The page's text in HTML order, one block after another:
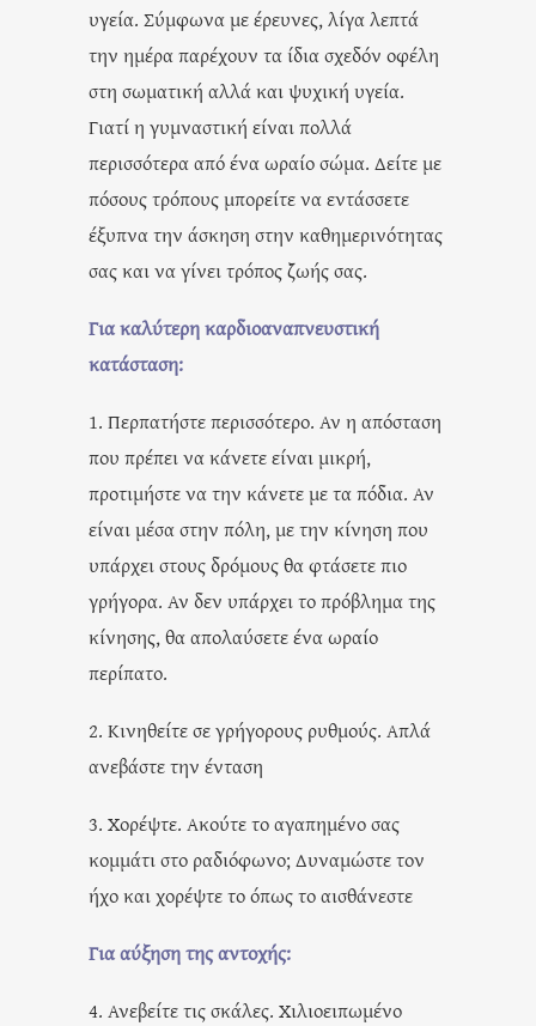
υγεία. Σύμφωνα με έρευνες, λίγα λεπτά
την ημέρα παρέχουν τα ίδια σχεδόν οφέλη
στη σωματική αλλά και ψυχική υγεία.
Γιατί η γυμναστική είναι πολλά
περισσότερα από ένα ωραίο σώμα. Δείτε με
πόσους τρόπους μπορείτε να εντάσσετε
έξυπνα την άσκηση στην καθημερινότητας
σας και να γίνει τρόπος ζωής σας.
Για καλύτερη καρδιοαναπνευστική
κατάσταση:
1. Περπατήστε περισσότερο. Αν η απόσταση
που πρέπει να κάνετε είναι μικρή,
προτιμήστε να την κάνετε με τα πόδια. Αν
είναι μέσα στην πόλη, με την κίνηση που
υπάρχει στους δρόμους θα φτάσετε πιο
γρήγορα. Αν δεν υπάρχει το πρόβλημα της
κίνησης, θα απολαύσετε ένα ωραίο
περίπατο.
2. Κινηθείτε σε γρήγορους ρυθμούς. Απλά
ανεβάστε την ένταση
3. Χορέψτε. Ακούτε το αγαπημένο σας
κομμάτι στο ραδιόφωνο; Δυναμώστε τον
ήχο και χορέψτε το όπως το αισθάνεστε
Για αύξηση της αντοχής:
4. Ανεβείτε τις σκάλες. Χιλιοειπωμένο